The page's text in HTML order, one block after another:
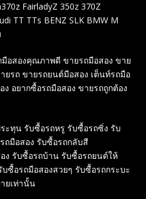
FairladyZ 350z 370Z
TT TTs BENZ SLK BMW M
อสองคุณภาพดี ขายรถมือสอง ขาย
ยรถ ขายรถยนต์มือสอง เต็นท์รถมือ
อยากซื้อรถมือสอง ขายรถถูกต้อง
ะทุน รับซื้อรถหรู รับซื้อรถซิ่ง รับ
มือสอง รับซื้อรถกลับสี
ง รับซื้อรถบ้าน รับซื้อรถยนต์ให้
ซื้อรถมือสองสวยๆ รับซื้อรถกระบะ
ยเท่านั้น